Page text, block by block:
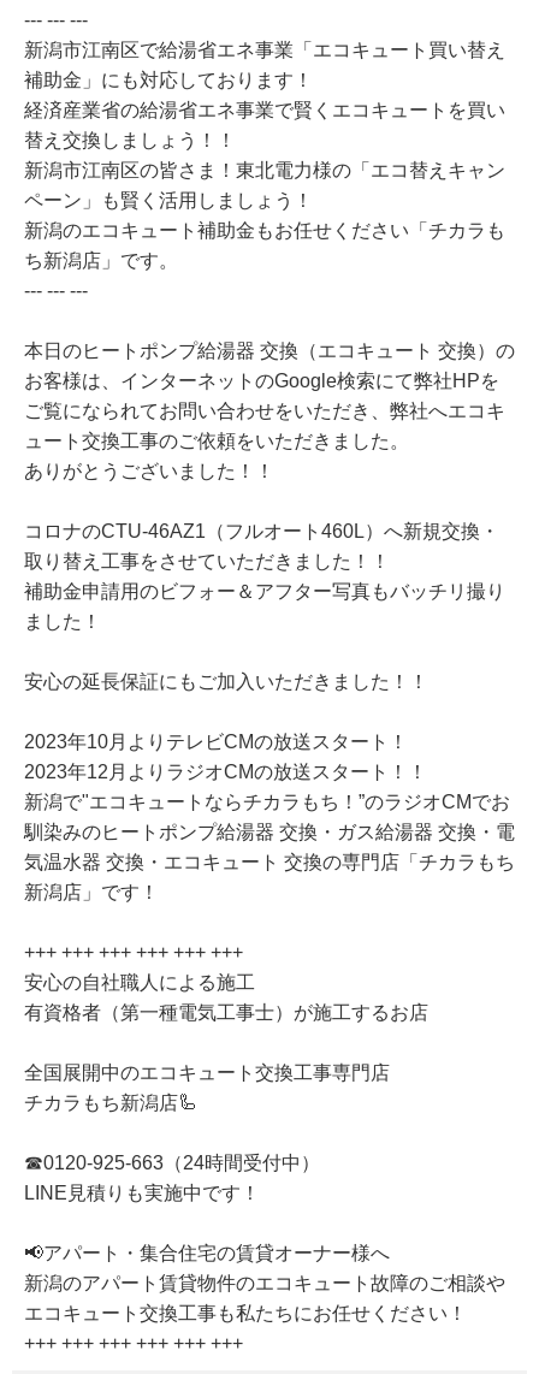
--- --- ---
新潟市江南区で給湯省エネ事業「エコキュート買い替え
補助金」にも対応しております！
経済産業省の給湯省エネ事業で賢くエコキュートを買い
替え交換しましょう！！
新潟市江南区の皆さま！東北電力様の「エコ替えキャン
ペーン」も賢く活用しましょう！
新潟のエコキュート補助金もお任せください「チカラも
ち新潟店」です。
--- --- ---
本日のヒートポンプ給湯器 交換（エコキュート 交換）の
お客様は、インターネットのGoogle検索にて弊社HPを
ご覧になられてお問い合わせをいただき、弊社へエコキ
ュート交換工事のご依頼をいただきました。
ありがとうございました！！
コロナのCTU-46AZ1（フルオート460L）へ新規交換・
取り替え工事をさせていただきました！！
補助金申請用のビフォー＆アフター写真もバッチリ撮り
ました！
安心の延長保証にもご加入いただきました！！
2023年10月よりテレビCMの放送スタート！
2023年12月よりラジオCMの放送スタート！！
新潟で"エコキュートならチカラもち！”のラジオCMでお
馴染みのヒートポンプ給湯器 交換・ガス給湯器 交換・電
気温水器 交換・エコキュート 交換の専門店「チカラもち
新潟店」です！
+++ +++ +++ +++ +++ +++
安心の自社職人による施工
有資格者（第一種電気工事士）が施工するお店
全国展開中のエコキュート交換工事専門店
チカラもち新潟店🦾
☎0120-925-663（24時間受付中）
LINE見積りも実施中です！
📢アパート・集合住宅の賃貸オーナー様へ
新潟のアパート賃貸物件のエコキュート故障のご相談や
エコキュート交換工事も私たちにお任せください！
+++ +++ +++ +++ +++ +++